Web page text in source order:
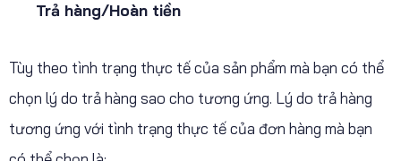
Trả hàng/Hoàn tiền
Tùy theo tình trạng thực tế của sản phẩm mà bạn có thể
chọn lý do trả hàng sao cho tương ứng. Lý do trả hàng
tương ứng với tình trạng thực tế của đơn hàng mà bạn